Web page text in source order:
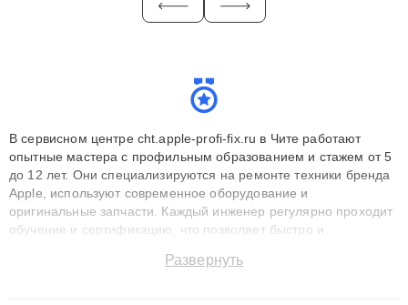
В сервисном центре cht.apple-profi-fix.ru в Чите работают
опытные мастера с профильным образованием и стажем от 5
до 12 лет. Они специализируются на ремонте техники бренда
Apple, используют современное оборудование и
оригинальные запчасти. Каждый инженер регулярно проходит
обучение и сертификацию, что позволяет быстро и
сохранением гарантии до 3 лет. Наши мастера решают
Развернуть